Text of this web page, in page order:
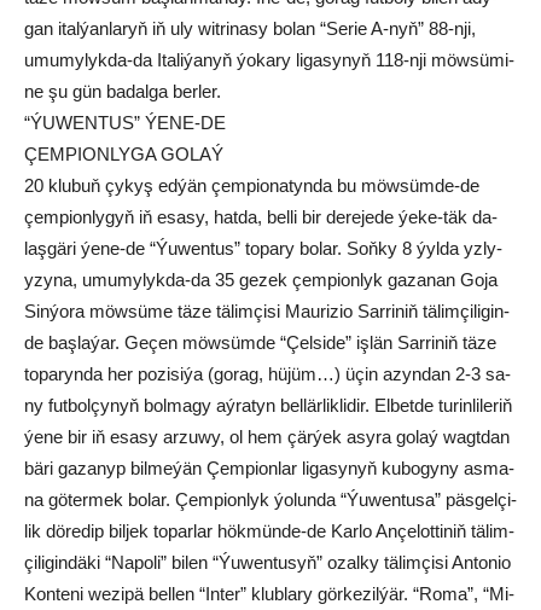
gan ital­ýan­la­ryň iň uly wit­ri­na­sy bo­lan “Se­rie A-nyň” 88-nji,
umu­my­lyk­da-da Ita­li­ýa­nyň ýo­ka­ry li­ga­sy­nyň 118-nji möw­sü­mi­
ne şu gün ba­dal­ga ber­ler.
“ÝUWENTUS” ÝENE-DE
ÇEMPIONLYGA GOLAÝ
20 klu­buň çy­kyş ed­ýän çem­pio­na­tyn­da bu möw­süm­de-de
çem­pi­on­ly­gyň iň esa­sy, hat­da, bel­li bir de­re­je­de ýe­ke-täk da­
laş­gä­ri ýe­ne-de “Ýu­wen­tus” to­pa­ry bo­lar. Soň­ky 8 ýyl­da yz­ly-
yzy­na, umu­my­lyk­da-da 35 ge­zek çem­pi­on­lyk ga­za­nan Go­ja
Sin­ýo­ra möw­sü­me tä­ze tä­lim­çi­si Mau­ri­zio Sar­ri­niň tä­lim­çi­li­gin­
de baş­la­ýar. Ge­çen möw­süm­de “Çel­si­de” iş­län Sar­ri­niň tä­ze
to­pa­ryn­da her po­zi­si­ýa (go­rag, hü­jüm…) üçin azyn­dan 2-3 sa­
ny fut­bol­çy­nyň bol­ma­gy aý­ra­tyn bel­lär­lik­li­dir. El­bet­de tu­rin­li­le­riň
ýe­ne bir iň esa­sy ar­zu­wy, ol hem çär­ýek asy­ra go­laý wagt­dan
bä­ri ga­za­nyp bil­me­ýän Çem­pi­on­lar li­ga­sy­nyň ku­bo­gy­ny as­ma­
na gö­ter­mek bo­lar. Çem­pi­on­lyk ýo­lun­da “Ýu­wen­tu­sa” päs­gel­çi­
lik dö­re­dip bil­jek to­par­lar hök­mün­de-de Kar­lo An­çe­lot­ti­niň tä­lim­
çi­li­gin­dä­ki “Na­po­li” bi­len “Ýu­wen­tu­syň” ozal­ky tä­lim­çi­si An­to­nio
Kon­te­ni we­zi­pä bel­len “In­ter” klub­la­ry gör­ke­zil­ýär. “Ro­ma”, “Mi­